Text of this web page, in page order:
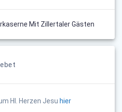
Mit Zillertaler Gästen
Hl. Herzen Jesu hier